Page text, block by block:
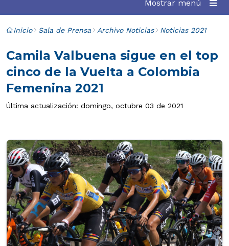
Mostrar menú
Inicio Sala de Prensa Archivo Noticias Noticias 2021
Camila Valbuena sigue en el top
cinco de la Vuelta a Colombia
Femenina 2021
Última actualización: domingo, octubre 03 de 2021